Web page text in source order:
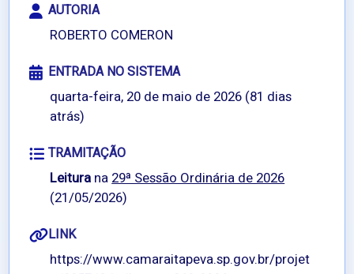
AUTORIA
ROBERTO COMERON
ENTRADA NO SISTEMA
quarta-feira, 20 de maio de 2026 (81 dias
atrás)
TRAMITAÇÃO
Leitura na29ª Sessão Ordinária de 2026
(21/05/2026)
LINK
https://www.camaraitapeva.sp.gov.br/projet